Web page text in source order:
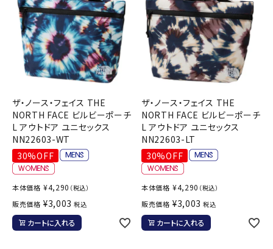
ザ・ノース・フェイス THE
NORTH FACE ビルビーポーチ
L アウトドア ユニセックス
NN22603-WT
30%OFF
本体価格 ¥4,290 （税込）
販売価格 ¥3,003 税込
カートに入れる
ザ・ノース・フェイス THE
NORTH FACE ビルビーポーチ
L アウトドア ユニセックス
NN22603-LT
30%OFF
本体価格 ¥4,290 （税込）
販売価格 ¥3,003 税込
カートに入れる